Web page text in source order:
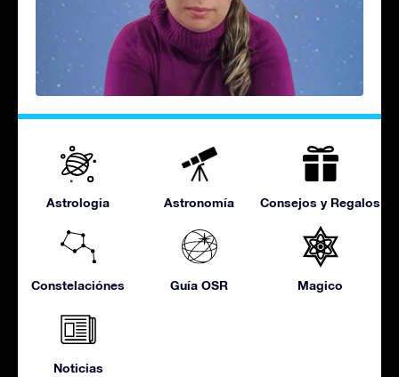
Astrologia Astronomía Consejos y Regalos
Constelaciónes Guía OSR Magico
Noticias